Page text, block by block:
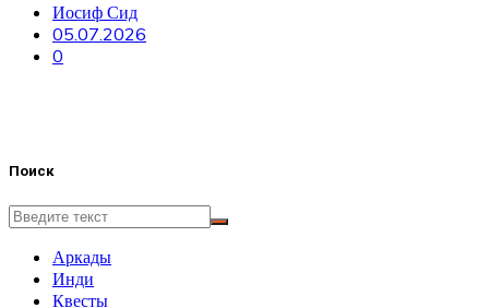
Иосиф Сид
05.07.2026
0
Поиск
Аркады
Инди
Квесты